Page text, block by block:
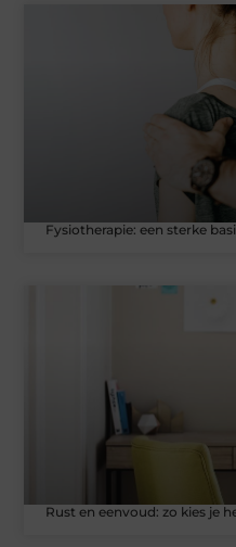
Fysiotherapie: een sterke
Rust en eenvoud: zo kies je